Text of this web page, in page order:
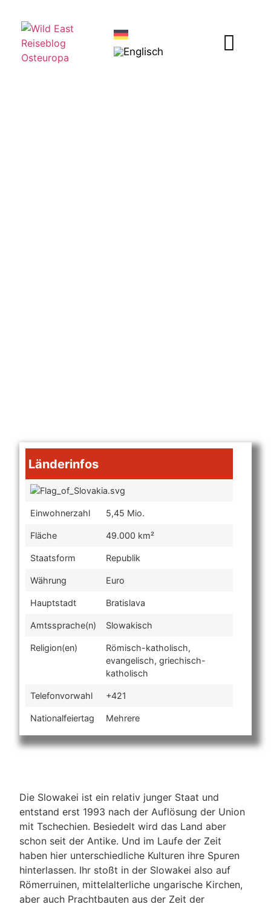
Länderinfos
Einwohnerzahl 5,45 Mio.
Fläche 49.000 km²
Staatsform Republik
Währung Euro
Hauptstadt Bratislava
Amtssprache(n) Slowakisch
Religion(en)
Römisch-katholisch,
evangelisch, griechisch-
katholisch
Telefonvorwahl +421
Nationalfeiertag Mehrere
Die Slowakei ist ein relativ junger Staat und
entstand erst 1993 nach der Auflösung der Union
mit Tschechien. Besiedelt wird das Land aber
schon seit der Antike. Und im Laufe der Zeit
haben hier unterschiedliche Kulturen ihre Spuren
hinterlassen. Ihr stoßt in der Slowakei also auf
Römerruinen, mittelalterliche ungarische Kirchen,
aber auch Prachtbauten aus der Zeit der